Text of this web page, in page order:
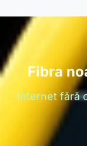
Fibra
Internet fără